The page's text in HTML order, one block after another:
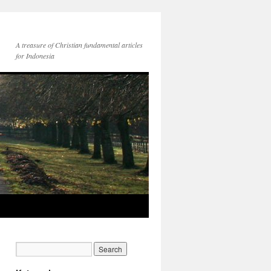
A treasure of Christian fundamental articles
for Indonesia